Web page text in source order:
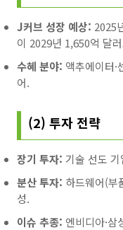
J커브 성장 예상: 2025
이 2029년 1,650억 달
수혜 분야: 액추에이터
어.
(2) 투자 전략
장기 투자: 기술 선도
분산 투자: 하드웨어(부
성.
이슈 추종: 엔비디아·